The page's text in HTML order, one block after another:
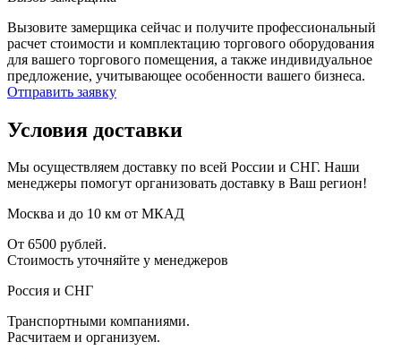
Вызовите замерщика сейчас и получите профессиональный
расчет стоимости и комплектацию торгового оборудования
для вашего торгового помещения, а также индивидуальное
предложение, учитывающее особенности вашего бизнеса.
Отправить заявку
Условия доставки
Мы осуществляем доставку по всей России и СНГ. Наши
менеджеры помогут организовать доставку в Ваш регион!
Москва и до 10 км от МКАД
От 6500 рублей.
Стоимость уточняйте у менеджеров
Россия и СНГ
Транспортными компаниями.
Расчитаем и организуем.